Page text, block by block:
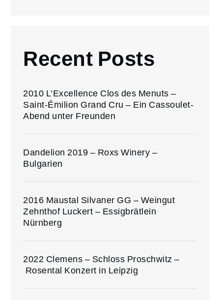
Recent Posts
2010 L’Excellence Clos des Menuts –
Saint-Émilion Grand Cru – Ein Cassoulet-
Abend unter Freunden
Dandelion 2019 – Roxs Winery –
Bulgarien
2016 Maustal Silvaner GG – Weingut
Zehnthof Luckert – Essigbrätlein
Nürnberg
2022 Clemens – Schloss Proschwitz –
Rosental Konzert in Leipzig